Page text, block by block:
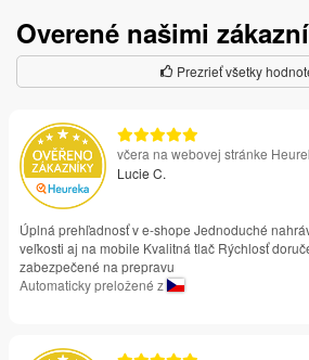
Overené našimi
Prezrieť všetky
včera na webovej stránke
Lucie C.
Úplná prehľadnosť v e-shope Jednoduché
veľkosti aj na mobile Kvalitná tlač Rýchlosť
zabezpečené na prepravu
Automaticky preložené z